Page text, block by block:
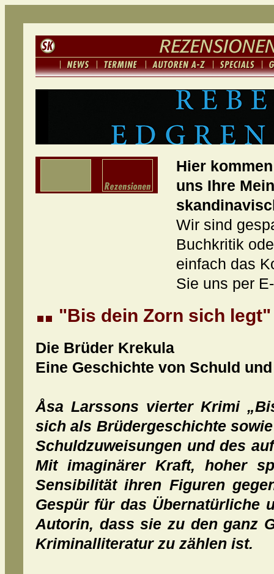
Hier
uns Ihre
Wir sind
Buchkritik
einfach das
Sie uns per
"Bis dein Zorn sich
Die Brüder Krekula
Eine Geschichte von Schuld
Åsa Larssons vierter Krimi
sich als Brüdergeschichte
Schuldzuweisungen und des
Mit imaginärer Kraft, hoher
Sensibilität ihren Figuren
Gespür für das Übernatürliche
Autorin, dass sie zu den ganz
Kriminalliteratur zu zählen ist.